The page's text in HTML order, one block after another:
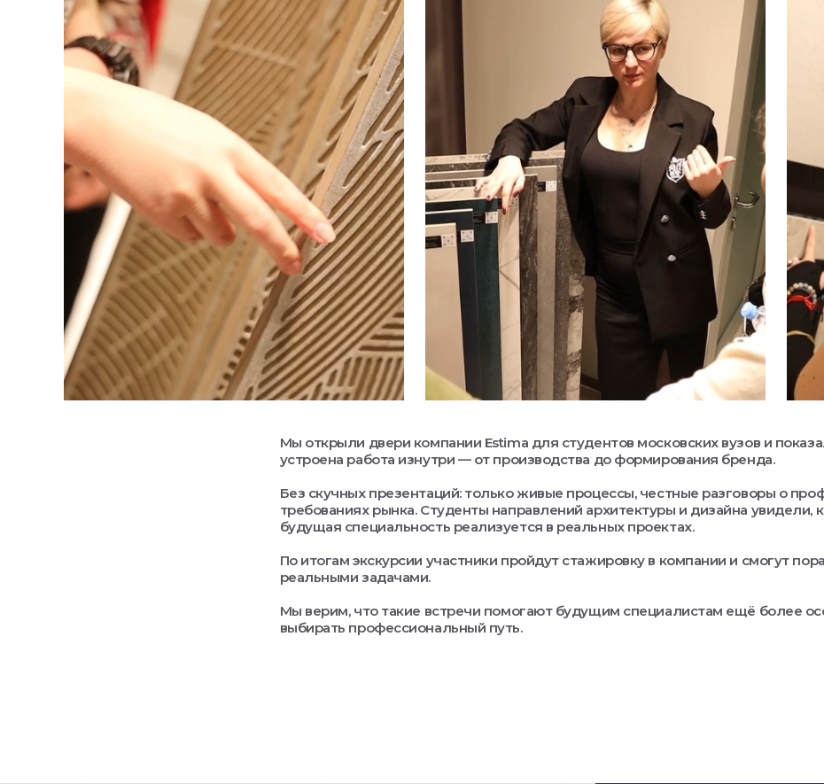
Мы открыли двери компании Estima для студентов московских вузов и
устроена работа изнутри — от производства до формирования бренда.
Без скучных презентаций: только живые процессы, честные разговоры о
требованиях рынка. Студенты направлений архитектуры и дизайна увидели,
будущая специальность реализуется в реальных проектах.
По итогам экскурсии участники пройдут стажировку в компании и смогут
реальными задачами.
Мы верим, что такие встречи помогают будущим специалистам ещё более
выбирать профессиональный путь.